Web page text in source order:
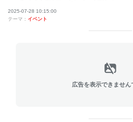
2025-07-28 10:15:00
テーマ： イベント
広告を表示できません